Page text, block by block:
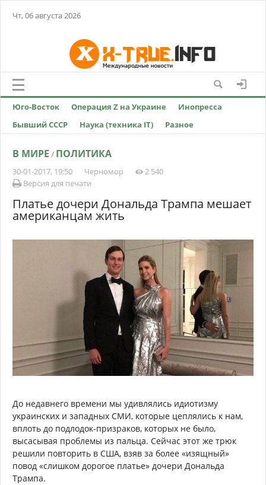
Чт, 06 августа 2026
Юго-Восток Операция Z на Украине
Инопресса
Бывший СССР
Наука (техника IT) Разное
В МИРЕ / ПОЛИТИКА
30-01-2017, 19:50 Черномор
2 540
Версия для печати
Платье дочери Дональда Трампа мешает
американцам жить
До недавнего времени мы удивлялись идиотизму
украинских и западных СМИ, которые цеплялись к нам,
вплоть до подлодок-призраков, которых не было,
высасывая проблемы из пальца. Сейчас этот же трюк
решили повторить в США, взяв за более «изящный»
повод «слишком дорогое платье» дочери Дональда
Трампа.